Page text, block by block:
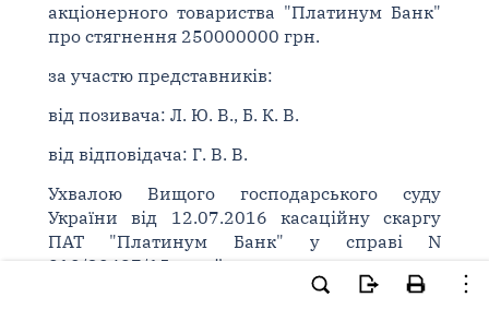
акціонерного товариства "Платинум Банк"
про стягнення 250000000 грн.
за участю представників:
від позивача: Л. Ю. В., Б. К. В.
від відповідача: Г. В. В.
Ухвалою Вищого господарського суду
України від 12.07.2016 касаційну скаргу
ПАТ "Платинум Банк" у справі N
910/30487/15 прийнято до провадження у
складі колегії суддів: Самусенко С. С. -